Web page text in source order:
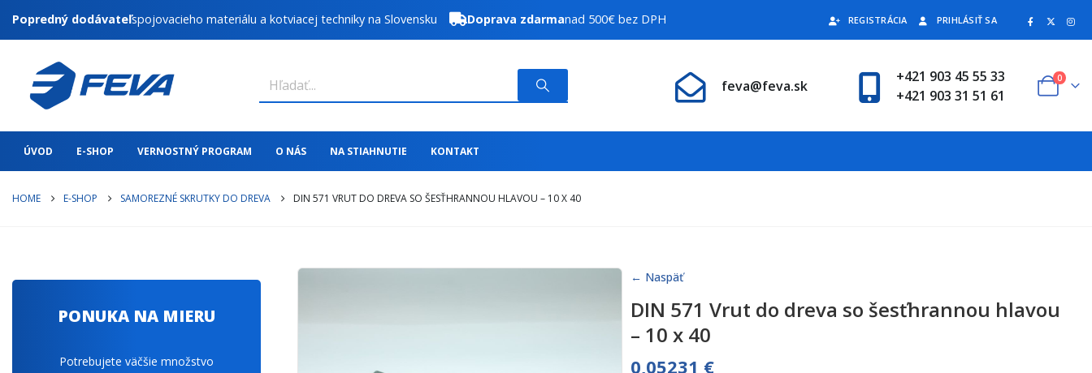
Popredný dodávateľspojovacieho materiálu a kotviacej techniky na Slovensku Doprava zdarmanad 500€ bez DPH REGISTRÁCIA PRIHLÁSIŤ SA
feva@feva.sk
+421 903 45 55 33
+421 903 31 51 61
0
ÚVOD E-SHOP VERNOSTNÝ PROGRAM O NÁS NA STIAHNUTIE KONTAKT
HOME E-SHOP SAMOREZNÉ SKRUTKY DO DREVA DIN 571 VRUT DO DREVA SO ŠESŤHRANNOU HLAVOU – 10 X 40
← Naspäť
DIN 571 Vrut do dreva so šesťhrannou hlavou
– 10 x 40
0,05231 €
PONUKA NA MIERU
Potrebujete väčšie množstvo